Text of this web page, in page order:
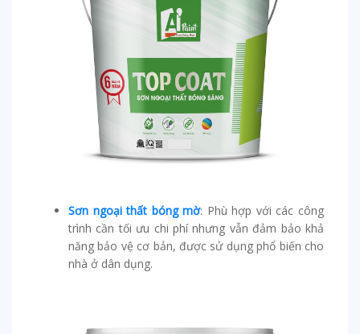
Sơn ngoại thất bóng mờ: Phù hợp với các công
trình cần tối ưu chi phí nhưng vẫn đảm bảo khả
năng bảo vệ cơ bản, được sử dụng phổ biến cho
nhà ở dân dụng.